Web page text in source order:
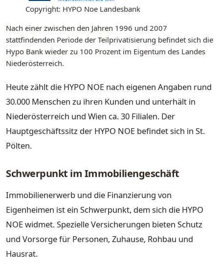
Copyright: HYPO Noe Landesbank
Nach einer zwischen den Jahren 1996 und 2007
stattfindenden Periode der Teilprivatisierung befindet sich die
Hypo Bank wieder zu 100 Prozent im Eigentum des Landes
Niederösterreich.
Heute zählt die HYPO NOE nach eigenen Angaben rund
30.000 Menschen zu ihren Kunden und unterhält in
Niederösterreich und Wien ca. 30 Filialen. Der
Hauptgeschäftssitz der HYPO NOE befindet sich in St.
Pölten.
Schwerpunkt im Immobiliengeschäft
Immobilienerwerb und die Finanzierung von
Eigenheimen ist ein Schwerpunkt, dem sich die HYPO
NOE widmet. Spezielle Versicherungen bieten Schutz
und Vorsorge für Personen, Zuhause, Rohbau und
Hausrat.